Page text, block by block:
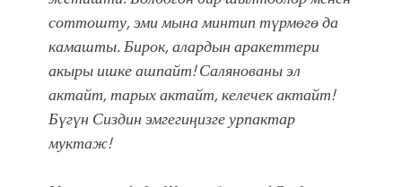
соттошту, эми мына минтип түрмөгө да
камашты. Бирок, алардын аракеттери
акыры ишке ашпайт! Салянованы эл
актайт, тарых актайт, келечек актайт!
Бүгүн Сиздин эмгегиңизге урпактар
муктаж!